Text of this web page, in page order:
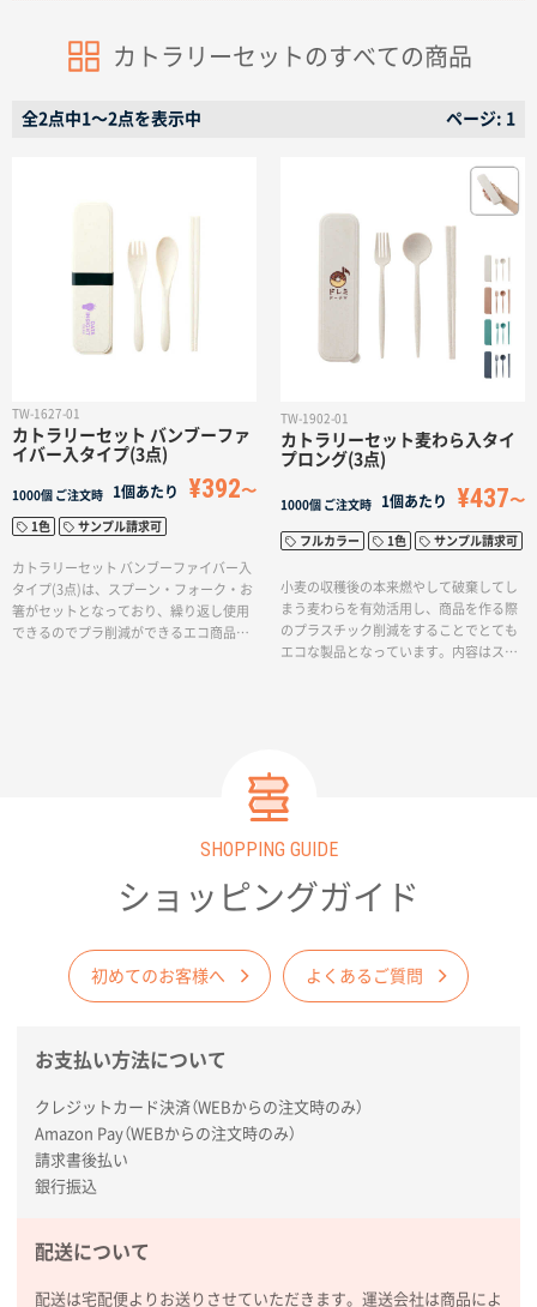
名入れグループサイト
カトラリーセットのすべての商品
全2点中1〜2点を表示中 ページ: 1
TW-1627-01
カトラリーセット バンブーファ
イバー入タイプ(3点)
1000個 ご注文時 1個あたり ¥392
1色 サンプル請求可
カトラリーセット バンブーファイバー入
タイプ(3点)は、スプーン・フォーク・お
箸がセットとなっており、繰り返し使用
できるのでプラ削減ができるエコ商品で
ルなデザインです。ケースにはシルク印
刷が可能となっております。食料・飲料
ん、日常使いするアイテムなのでアーテ
TW-1902-01
カトラリーセット麦わら入タイ
プロング(3点)
1000個 ご注文時 1個あたり ¥437
フルカラー 1色 サンプル請求可
小麦の収穫後の本来燃やして破棄してし
まう麦わらを有効活用し、商品を作る際
のプラスチック削減をすることでとても
エコな製品となっています。内容はスプ
SHOPPING GUIDE
ショッピングガイド
初めてのお客様へ よくあるご質問
お支払い方法について
クレジットカード決済（WEBからの注文時のみ）
Amazon Pay（WEBからの注文時のみ）
請求書後払い
銀行振込
配送について
配送は宅配便よりお送りさせていただきます。運送会社は商品によ